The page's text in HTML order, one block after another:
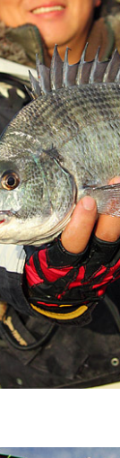
최근에 올
최근에 달